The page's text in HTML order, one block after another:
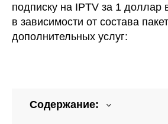
подписку на IPTV за 1 доллар
в зависимости от состава
дополнительных услуг:
Содержание: